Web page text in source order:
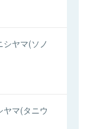
シヤマ(ソノ
ヤマ(タニウ